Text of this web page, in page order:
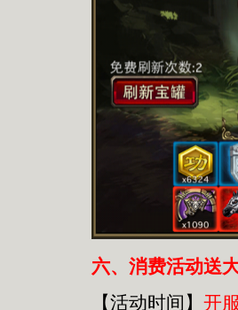
六、消费活动送
【活动时间】 开